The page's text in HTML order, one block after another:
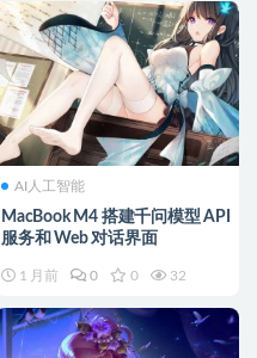
AI人工智能
MacBook M4 搭建千问模型 API
服务和 Web 对话界面
1 月前 0 0 32